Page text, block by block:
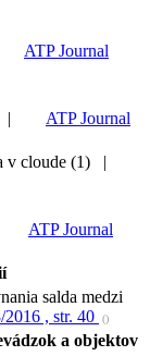
ATP Journal
|
ATP Journal
v cloude (1) |
ATP Journal
salda medzi
2016 , str. 40 ()
a objektov